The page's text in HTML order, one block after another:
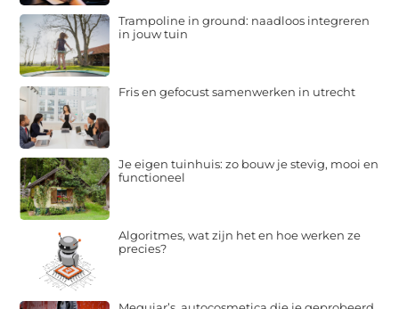
Trampoline in ground: naadloos integreren
in jouw tuin
Fris en gefocust samenwerken in utrecht
Je eigen tuinhuis: zo bouw je stevig, mooi en
functioneel
Algoritmes, wat zijn het en hoe werken ze
precies?